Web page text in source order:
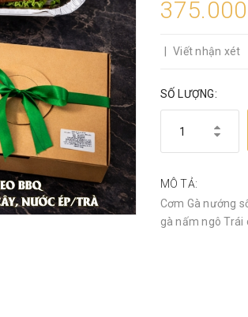
Viết nhận xét
SỐ LƯỢNG:
MÔ TẢ:
Cơm Gà nướng
gà nấm ngô Trái